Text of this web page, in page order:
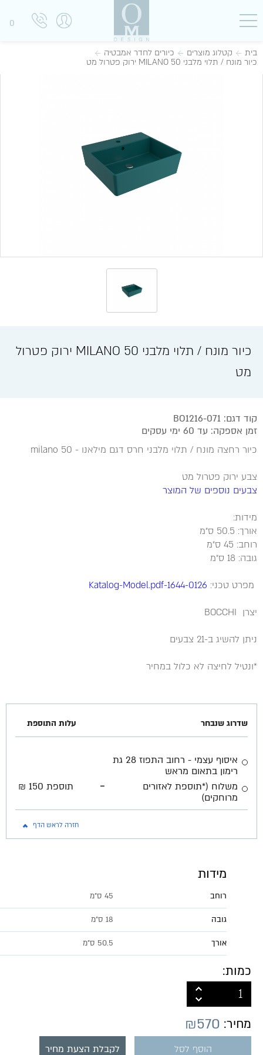
0
בית קטלוג מוצרים
כיורים לחדר אמבטיה
כיור מונח / תלוי מלבני MILANO 50 ירוק פטרול מט
כיור מונח / תלוי מלבני MILANO 50 ירוק פטרול
מט
קוד דגם: BO1216-071
זמן אספקה: עד 60 ימי עסקים
כיור רחצה מונח / תלוי מלבני חרס דגם מילאנו - milano 50
צבע ירוק פטרול מט
צבעים נוספים של המוצר
מידות:
אורך: 50.5 ס״מ
רוחב: 45 ס״מ
גובה: 18 ס״מ
מפרט טכני: 1644-0126-Katalog-Model.pdf
יצרן BOCCHI
ניתן להשיג ב-21 צבעים
*ונטיל לחיצה לא כלול במחיר
שדרוג שנבחר עלות התוספת
איסוף עצמי - רחוב התפוז 28 גת
רימון בתאום מראש
משלוח (*תוספת לאזורים
מרוחקים)
- תוספת 150 ₪
חזרה לראש הדף
מידות
רוחב 45 ס"מ
גובה 18 ס"מ
אורך 50.5 ס"מ
כמות:
מחיר: ₪570
הוסף לסל לקבלת הצעת מחיר